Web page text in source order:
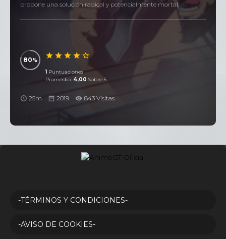
propone una solución radical y potencialmente mortal.
80
1 Puntuaciones
Promedio: 4,00 Sobre 5
25m 2019 843 Visitas
-TÉRMINOS Y CONDICIONES-
-AVISO DE COOKIES-